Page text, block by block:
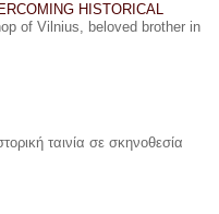
HISTORICAL
of Vilnius, beloved brother in
ταινία σε σκηνοθεσία